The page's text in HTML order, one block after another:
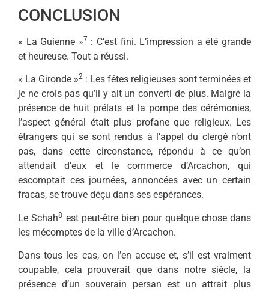
CONCLUSION
« La Guienne »7 : C’est fini. L’impression a été grande
et heu­reuse. Tout a réussi.
« La Gironde »2 : Les fêtes religieuses sont terminées et
je ne crois pas qu’il y ait un converti de plus. Malgré la
présence de huit prélats et la pompe des céré­monies,
l’aspect général était plus profane que religieux. Les
étrangers qui se sont rendus à l’appel du clergé n’ont
pas, dans cette circonstance, répondu à ce qu’on
attendait d’eux et le commerce d’Arcachon, qui
escomptait ces journées, annoncées avec un cer­tain
fracas, se trouve déçu dans ses espérances.
Le Schah8 est peut-être bien pour quelque chose dans
les mé­comptes de la ville d’Arcachon.
Dans tous les cas, on l’en accuse et, s’il est vraiment
coupable, cela prouverait que dans notre siècle, la
présence d’un souverain persan est un attrait plus